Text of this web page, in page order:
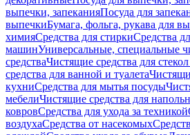
выпечки, запеканияПосуда для
выпечкиБумага, фольга, рукава для
химияСредства для стиркиСредства
машинУниверсальные, специальные
средстваЧистящие средства для
средства для ванной и туалета
кухниСредства для мытья посуды
мебелиЧистящие средства для
ковровСредства для ухода за техникой
воздухаСредства от насекомых